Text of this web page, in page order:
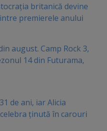
britanică devine
premierele anului
august. Camp Rock 3,
14 din Futurama,
de ani, iar Alicia
ținută în carouri